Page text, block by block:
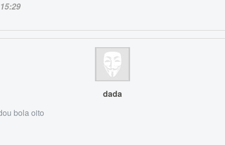
15:29
dada
bola oito